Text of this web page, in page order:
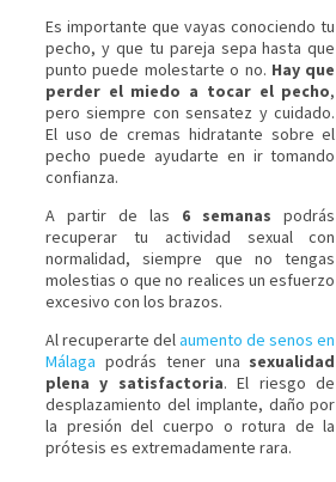
Es importante que vayas conociendo tu
pecho, y que tu pareja sepa hasta que
punto puede molestarte o no. Hay que
perder el miedo a tocar el pecho,
pero siempre con sensatez y cuidado.
El uso de cremas hidratante sobre el
pecho puede ayudarte en ir tomando
confianza.
A partir de las 6 semanas podrás
recuperar tu actividad sexual con
normalidad, siempre que no tengas
molestias o que no realices un esfuerzo
excesivo con los brazos.
Al recuperarte delaumento de senos en
Málaga podrás tener una sexualidad
plena y satisfactoria. El riesgo de
desplazamiento del implante, daño por
la presión del cuerpo o rotura de la
prótesis es extremadamente rara.